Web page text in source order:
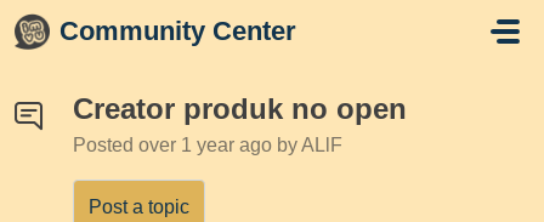
Skip to main content
Community Center
Creator produk no open
Posted over 1 year ago by ALlF
Post a topic